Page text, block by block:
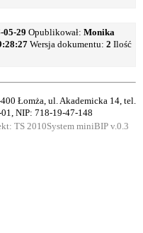
05-29 Opublikował: Monika
Wersja dokumentu: 2 Ilość
Łomża, ul. Akademicka 14, tel.
NIP: 718-19-47-148
TS 2010System miniBIP v.0.3